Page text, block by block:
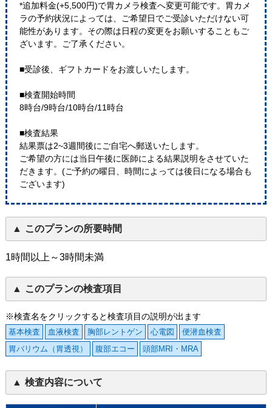
*追加料金(+5,500円)で胃カメラ検査へ変更可能です。胃カメ
ラの予約状況によっては、ご希望日でご受診いただけない可
能性があります。その際は日程の変更をお願いすることもご
ざいます。ご了承ください。
■受診後、ギフトカードをお渡しいたします。
■検査開始時間
8時台/9時台/10時台/11時台
■検査結果
結果票は2~3週間後にご自宅へ郵送いたします。
ご希望の方には当日午後に医師による結果説明をさせていた
だきます。(ご予約の曜日、時間によっては後日になる場合も
ございます)
このプランの所要時間
1時間以上～3時間未満
このプランの検査項目
※検査名をクリックすると検査項目の説明が出ます
基本検査 血液検査 胸部レントゲン 心電図
便潜血検査
胃バリウム（胃透視）
腹部エコー 頭部MRI・MRA
検査内容について